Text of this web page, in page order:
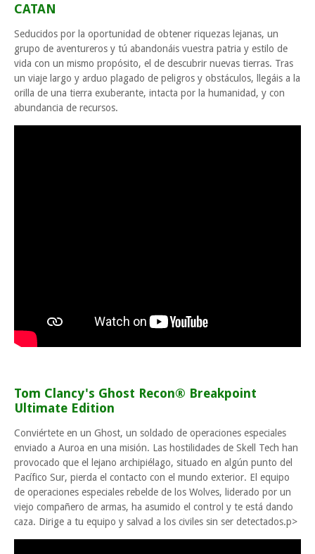
CATAN
Seducidos por la oportunidad de obtener riquezas lejanas, un
grupo de aventureros y tú abandonáis vuestra patria y estilo de
vida con un mismo propósito, el de descubrir nuevas tierras. Tras
un viaje largo y arduo plagado de peligros y obstáculos, llegáis a la
orilla de una tierra exuberante, intacta por la humanidad, y con
abundancia de recursos.
Tom Clancy's Ghost Recon® Breakpoint
Ultimate Edition
Conviértete en un Ghost, un soldado de operaciones especiales
enviado a Auroa en una misión. Las hostilidades de Skell Tech han
provocado que el lejano archipiélago, situado en algún punto del
Pacífico Sur, pierda el contacto con el mundo exterior. El equipo
de operaciones especiales rebelde de los Wolves, liderado por un
viejo compañero de armas, ha asumido el control y te está dando
caza. Dirige a tu equipo y salvad a los civiles sin ser detectados.p>